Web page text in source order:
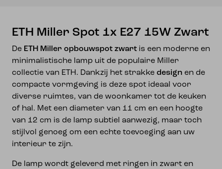
ETH Miller Spot 1x E27 15W Zwart
De ETH Miller opbouwspot zwart is een moderne en
minimalistische lamp uit de populaire Miller
collectie van ETH. Dankzij het strakke design en de
compacte vormgeving is deze spot ideaal voor
diverse ruimtes, van de woonkamer tot de keuken
of hal. Met een diameter van 11 cm en een hoogte
van 12 cm is de lamp subtiel aanwezig, maar toch
stijlvol genoeg om een echte toevoeging aan uw
interieur te zijn.
De lamp wordt geleverd met ringen in zwart en